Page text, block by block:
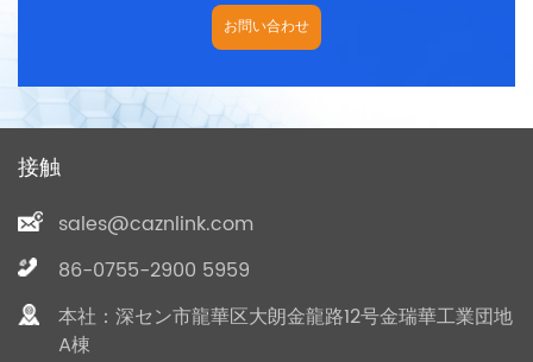
お問い合わせ
接触
sales@caznlink.com
86-0755-2900 5959
本社：深セン市龍華区大朗金龍路12号金瑞華工業団地
A棟